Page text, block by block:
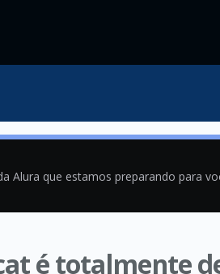
Alura que estamos preparando para
é totalmente